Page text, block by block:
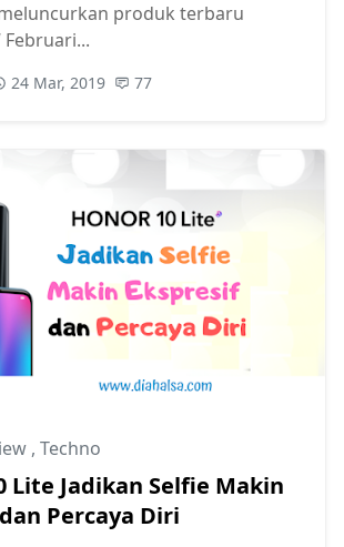
produk terbaru
24 Mar, 2019 77
, Techno
Lite Jadikan Selfie Makin
Percaya Diri